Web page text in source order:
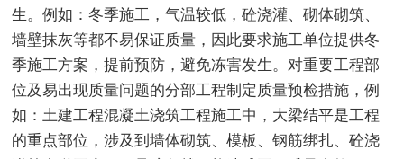
生。例如：冬季施工，气温较低，砼浇灌、砌体砌筑、
墙壁抹灰等都不易保证质量，因此要求施工单位提供冬
季施工方案，提前预防，避免冻害发生。对重要工程部
位及易出现质量问题的分部工程制定质量预检措施，例
如：土建工程混凝土浇筑工程施工中，大梁结平是工程
的重点部位，涉及到墙体砌筑、模板、钢筋绑扎、砼浇